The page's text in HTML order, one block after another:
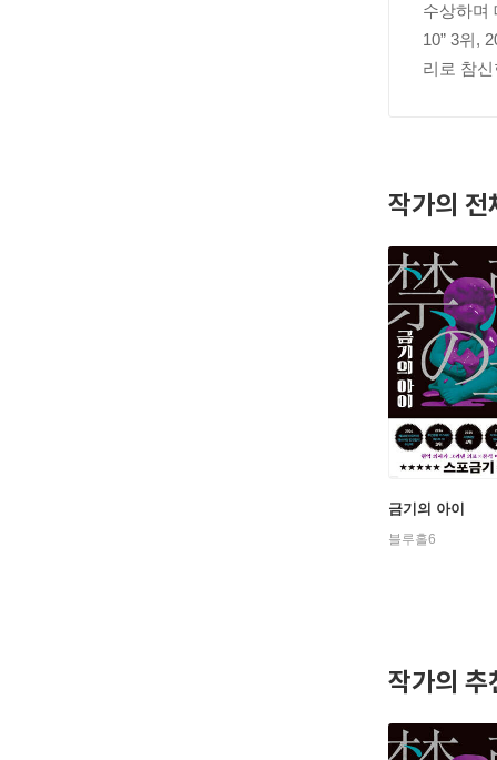
수상하며
10” 3위,
리로 참
작가의 전
금기의 아이
블루홀6
작가의 추